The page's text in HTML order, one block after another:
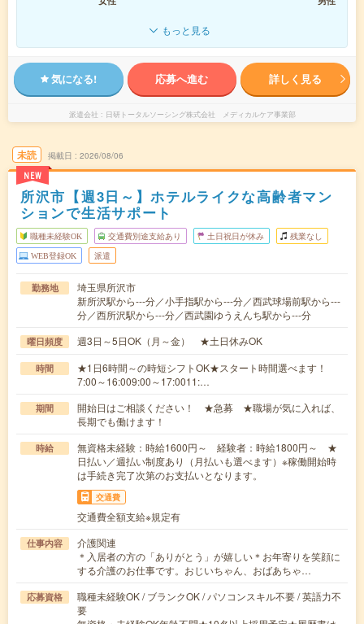
もっと見る
気になる! 応募へ進む 詳しく見る
派遣会社 日研トータルソーシング株式会社 メディカルケア事業部
未読
NEW
掲載日 2026/08/06
所沢市【週3日～】ホテルライクな高齢者マン
ションで生活サポート
職種未経験OK 交通費別途支給あり 土日祝日が休み 残業なし
WEB登録OK 派遣
勤務地
埼玉県所沢市
新所沢駅から---分／小手指駅から---分／西武球場前駅から---
分／西所沢駅から---分／西武園ゆうえんち駅から---分
曜日頻度 週3日～5日OK（月～金） ★土日休みOK
時間
★1日6時間～の時短シフトOK★スタート時間選べます！
7:00～16:009:00～17:0011:…
期間
開始日はご相談ください！ ★急募 ★職場が気に入れば、
長期でも働けます！
時給
無資格未経験：時給1600円～ 経験者：時給1800円～ ★
日払い／週払い制度あり（月払いも選べます）※稼働開始時
は手続き完了次第のお支払いとなります。
交通費
交通費全額支給※規定有
仕事内容
介護関連
＊入居者の方の「ありがとう」が嬉しい＊お年寄りを笑顔に
する介護のお仕事です。おじいちゃん、おばあちゃ…
応募資格
職種未経験OK / ブランクOK / パソコンスキル不要 / 英語力不
要